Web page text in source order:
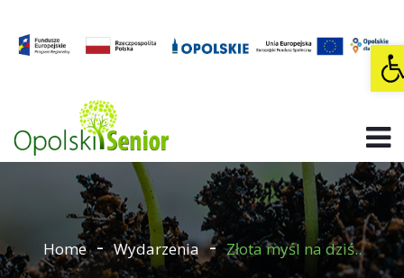
Home Wydarzenia Złota myśl na dziś..